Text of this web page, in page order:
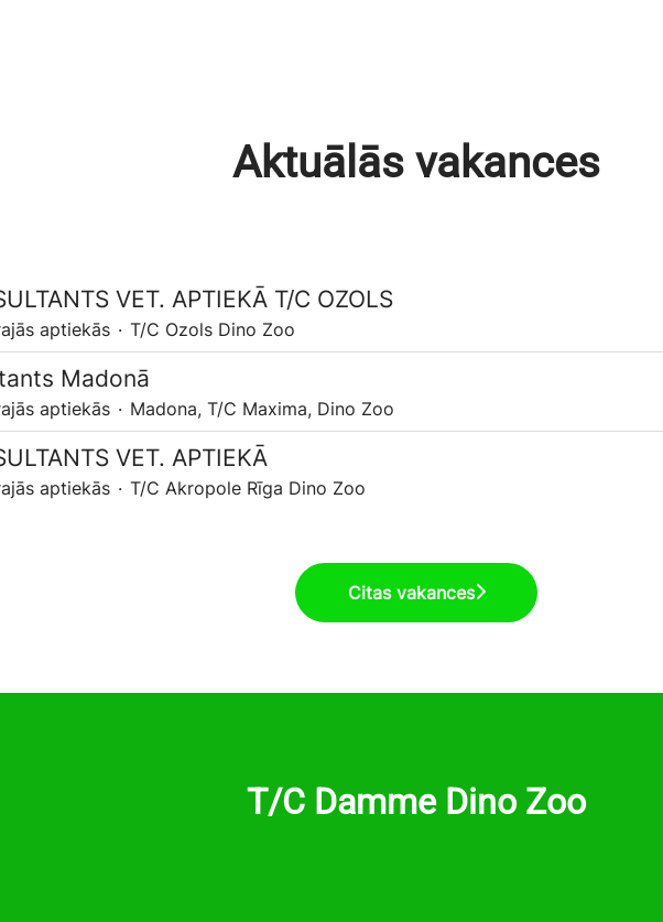
Aktuālās vakances
VET. APTIEKĀ T/C OZOLS
aptiekās · T/C Ozols Dino Zoo
Madonā
aptiekās · Madona, T/C Maxima, Dino Zoo
VET. APTIEKĀ
aptiekās · T/C Akropole Rīga Dino Zoo
Citas vakances
T/C Damme Dino Zoo